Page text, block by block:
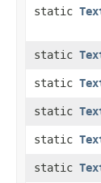
static
static
static
static
static
static